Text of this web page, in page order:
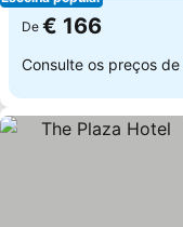
De € 166
Consulte os preços de